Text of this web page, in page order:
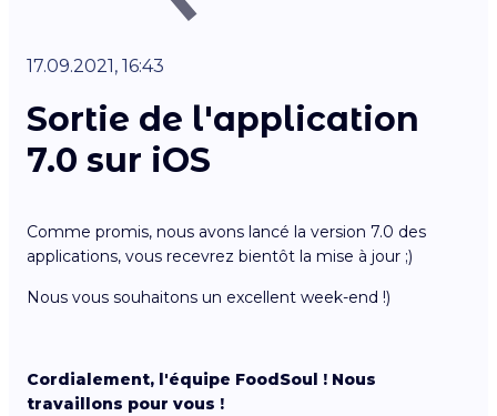
17.09.2021, 16:43
Sortie de l'application
7.0 sur iOS
Comme promis, nous avons lancé la version 7.0 des
applications, vous recevrez bientôt la mise à jour ;)
Nous vous souhaitons un excellent week-end !)
Cordialement, l'équipe FoodSoul ! Nous
travaillons pour vous !